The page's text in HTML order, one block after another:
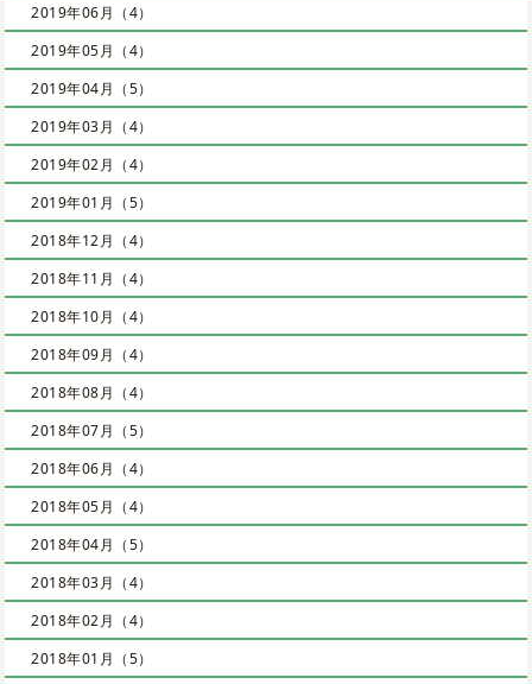
2019年06月（4）
2019年05月（4）
2019年04月（5）
2019年03月（4）
2019年02月（4）
2019年01月（5）
2018年12月（4）
2018年11月（4）
2018年10月（4）
2018年09月（4）
2018年08月（4）
2018年07月（5）
2018年06月（4）
2018年05月（4）
2018年04月（5）
2018年03月（4）
2018年02月（4）
2018年01月（5）